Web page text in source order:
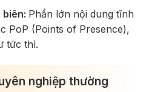
biên: Phần lớn nội dung tĩnh
PoP (Points of Presence),
tức thì.
nghiệp thường